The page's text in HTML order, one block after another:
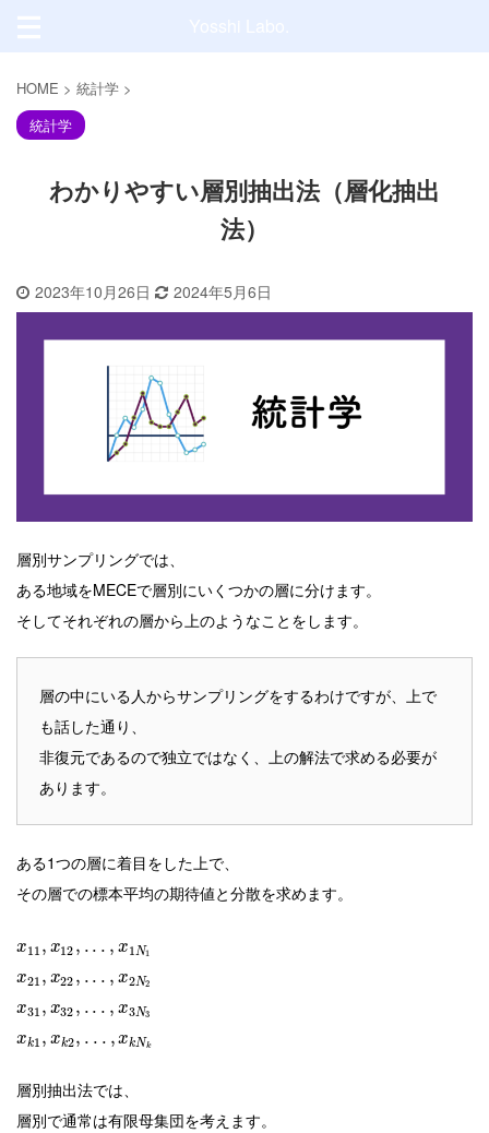
HOME > 統計学 >
統計学
わかりやすい層別抽出法（層化抽出
法）
2023年10月26日 2024年5月6日
層別サンプリングでは、
ある地域をMECEで層別にいくつかの層に分けます。
そしてそれぞれの層から上のようなことをします。
層の中にいる人からサンプリングをするわけですが、上で
も話した通り、
非復元であるので独立ではなく、上の解法で求める必要が
あります。
ある1つの層に着目をした上で、
その層での標本平均の期待値と分散を求めます。
x11 , x12 , . . . , x1N1
x21 , x22 , . . . , x2N2
x31 , x32 , . . . , x3N3
xk1 , xk2, . . . , xkNk
層別抽出法では、
層別で通常は有限母集団を考えます。